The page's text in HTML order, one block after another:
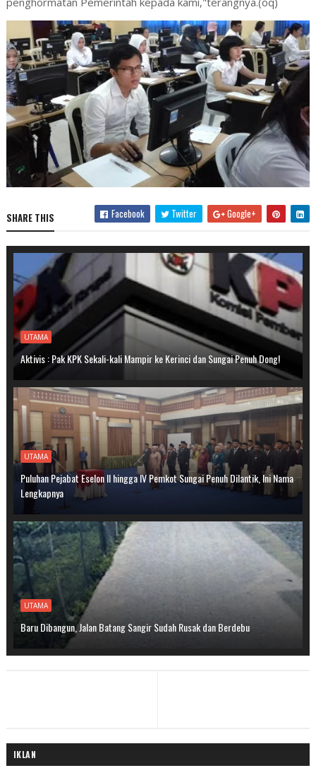
SHARE THIS Facebook Twitter Google+
UTAMA
Aktivis : Pak KPK Sekali-kali Mampir ke Kerinci dan Sungai Penuh Dong!
UTAMA
Puluhan Pejabat Eselon II hingga IV Pemkot Sungai Penuh Dilantik, Ini Nama
Lengkapnya
UTAMA
Baru Dibangun, Jalan Batang Sangir Sudah Rusak dan Berdebu
IKLAN